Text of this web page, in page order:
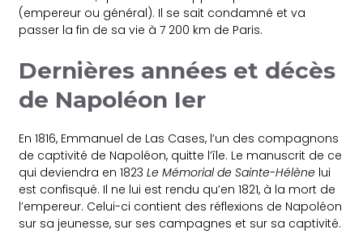
(empereur ou général). Il se sait condamné et va
passer la fin de sa vie à 7 200 km de Paris.
Dernières années et décès
de Napoléon Ier
En 1816, Emmanuel de Las Cases, l’un des compagnons
de captivité de Napoléon, quitte l’île. Le manuscrit de ce
qui deviendra en 1823Le Mémorial de Sainte-Hélène lui
est confisqué. Il ne lui est rendu qu’en 1821, à la mort de
l’empereur. Celui-ci contient des réflexions de Napoléon
sur sa jeunesse, sur ses campagnes et sur sa captivité.